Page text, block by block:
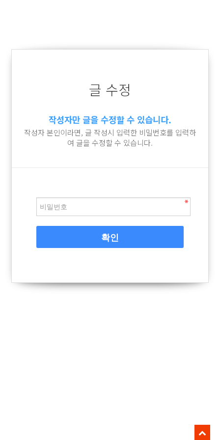
글 수정
작성자만 글을 수정할 수 있습니다.
작성자 본인이라면, 글 작성시 입력한 비밀번호를 입력하
여 글을 수정할 수 있습니다.